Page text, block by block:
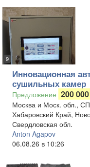
9
Инновационная
сушильных камер
Предложение 200
Москва и Моск. обл.,
Хабаровский Край,
Свердловская обл.
Anton Agapov
06.08.26 в 10:26